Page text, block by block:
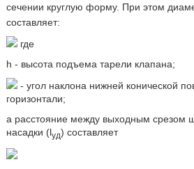
сечении круглую форму. При этом
составляет:
где
h - высота подъема тарели клапана;
- угол наклона нижней конической
горизонтали;
а расстояние между выходным срезом
насадки (lуд) составляет